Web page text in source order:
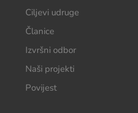
Ciljevi udruge
Članice
Izvršni odbor
Naši projekti
Povijest